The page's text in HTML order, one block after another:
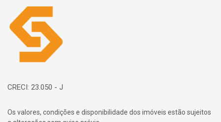
Página inicial
CRECI: 23.050 - J
Os valores, condições e disponibilidade dos imóveis estão sujeitos